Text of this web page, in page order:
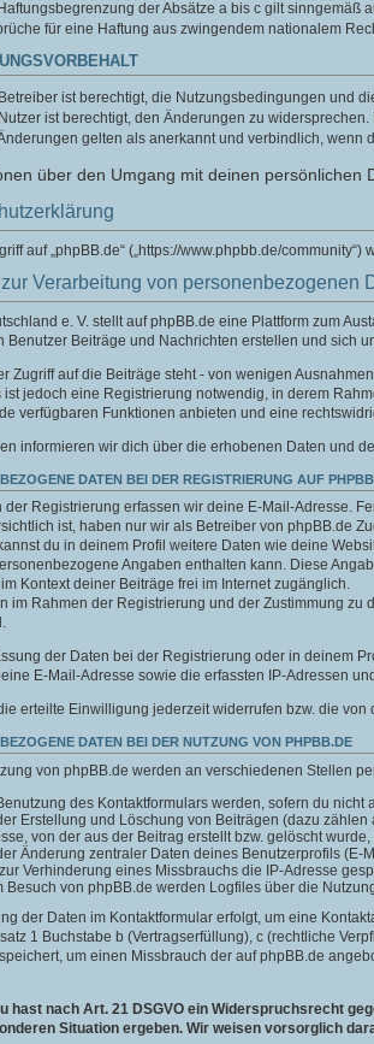
der Absätze a bis c gilt sinngemäß
für eine Haftung aus zwingendem nationalem
ist berechtigt, die Nutzungsbedingungen und
ist berechtigt, den Änderungen zu
gelten als anerkannt und verbindlich, wenn
über den Umgang mit deinen persönlichen
auf „phpBB.de“ („https://www.phpbb.de/
Verarbeitung von personenbezogenen
e. V. stellt auf phpBB.de eine Plattform zum
Benutzer Beiträge und Nachrichten erstellen und sich
Zugriff auf die Beiträge steht - von wenigen
ist jedoch eine Registrierung notwendig, in derem
verfügbaren Funktionen anbieten und eine
informieren wir dich über die erhobenen Daten und
DATEN BEI DER REGISTRIERUNG AUF
der Registrierung erfassen wir deine E-Mail-Adresse.
ist, haben nur wir als Betreiber von phpBB.de
du in deinem Profil weitere Daten wie deine
Angaben enthalten kann. Diese
Kontext deiner Beiträge frei im Internet zugänglich.
im Rahmen der Registrierung und der Zustimmung
der Daten bei der Registrierung oder in deinem
E-Mail-Adresse sowie die erfassten IP-Adressen
erteilte Einwilligung jederzeit widerrufen bzw. die
DATEN BEI DER NUTZUNG VON PHPBB.DE
von phpBB.de werden an verschiedenen Stellen
des Kontaktformulars werden, sofern du
Erstellung und Löschung von Beiträgen (dazu
von der aus der Beitrag erstellt bzw. gelöscht wurde,
Änderung zentraler Daten deines Benutzerprofils
Verhinderung eines Missbrauchs die IP-Adresse
Besuch von phpBB.de werden Logfiles über die
der Daten im Kontaktformular erfolgt, um eine
1 Buchstabe b (Vertragserfüllung), c (rechtliche
um einen Missbrauch der auf phpBB.de
hast nach Art. 21 DSGVO ein Widerspruchsrecht
Situation ergeben. Wir weisen vorsorglich